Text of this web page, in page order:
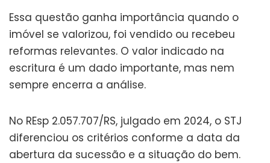
Essa questão ganha importância quando o
imóvel se valorizou, foi vendido ou recebeu
reformas relevantes. O valor indicado na
escritura é um dado importante, mas nem
sempre encerra a análise.
No REsp 2.057.707/RS, julgado em 2024, o STJ
diferenciou os critérios conforme a data da
abertura da sucessão e a situação do bem.